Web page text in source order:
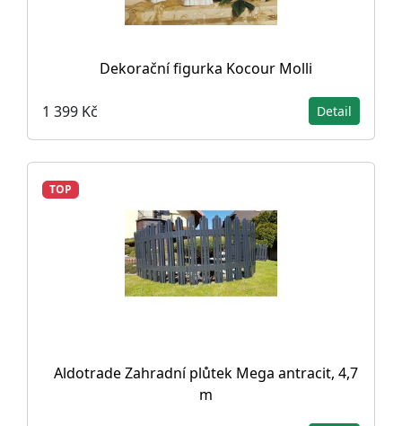
Dekorační figurka Kocour Molli
1 399 Kč Detail
TOP
Aldotrade Zahradní plůtek Mega antracit, 4,7
m